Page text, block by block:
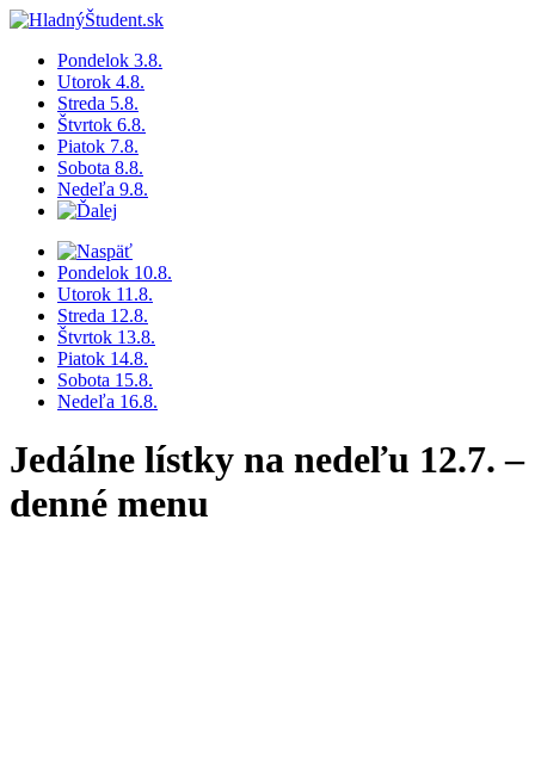
Pondelok 3.8.
Utorok 4.8.
Streda 5.8.
Štvrtok 6.8.
Piatok 7.8.
Sobota 8.8.
Nedeľa 9.8.
Pondelok 10.8.
Utorok 11.8.
Streda 12.8.
Štvrtok 13.8.
Piatok 14.8.
Sobota 15.8.
Nedeľa 16.8.
Jedálne lístky na nedeľu 12.7. –
denné menu